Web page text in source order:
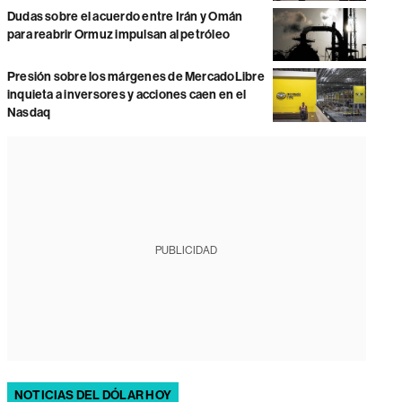
Dudas sobre el acuerdo entre Irán y Omán
para reabrir Ormuz impulsan al petróleo
Presión sobre los márgenes de MercadoLibre
inquieta a inversores y acciones caen en el
Nasdaq
PUBLICIDAD
NOTICIAS DEL DÓLAR HOY